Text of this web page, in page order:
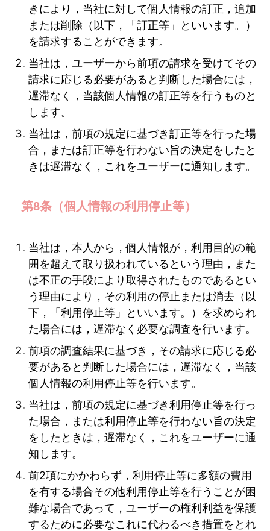
きにより，当社に対して個人情報の訂正，追加
または削除（以下，「訂正等」といいます。）
を請求することができます。
当社は，ユーザーから前項の請求を受けてその
請求に応じる必要があると判断した場合には，
遅滞なく，当該個人情報の訂正等を行うものと
します。
当社は，前項の規定に基づき訂正等を行った場
合，または訂正等を行わない旨の決定をしたと
きは遅滞なく，これをユーザーに通知します。
第8条（個人情報の利用停止等）
当社は，本人から，個人情報が，利用目的の範
囲を超えて取り扱われているという理由，また
は不正の手段により取得されたものであるとい
う理由により，その利用の停止または消去（以
下，「利用停止等」といいます。）を求められ
た場合には，遅滞なく必要な調査を行います。
前項の調査結果に基づき，その請求に応じる必
要があると判断した場合には，遅滞なく，当該
個人情報の利用停止等を行います。
当社は，前項の規定に基づき利用停止等を行っ
た場合，または利用停止等を行わない旨の決定
をしたときは，遅滞なく，これをユーザーに通
知します。
前2項にかかわらず，利用停止等に多額の費用
を有する場合その他利用停止等を行うことが困
難な場合であって，ユーザーの権利利益を保護
するために必要なこれに代わるべき措置をとれ